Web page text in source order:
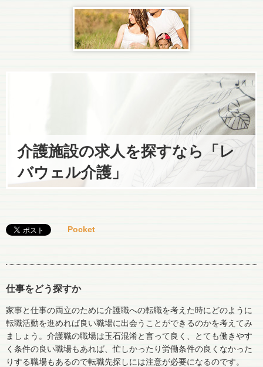
介護施設の求人を探すなら「レ
バウェル介護」
Pocket
仕事をどう探すか
家事と仕事の両立のために介護職への転職を考えた時にどのように
転職活動を進めれば良い職場に出会うことができるのかを考えてみ
ましょう。介護職の職場は玉石混淆と言って良く、とても働きやす
く条件の良い職場もあれば、忙しかったり労働条件の良くなかった
りする職場もあるので転職先探しには注意が必要になるのです。